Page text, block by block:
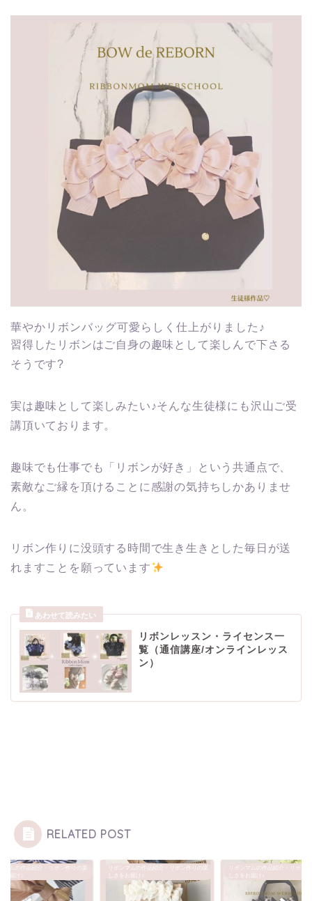
華やかリボンバッグ可愛らしく仕上がりました♪
習得したリボンはご自身の趣味として楽しんで下さる
そうです?
実は趣味として楽しみたい♪そんな生徒様にも沢山ご受
講頂いております。
趣味でも仕事でも「リボンが好き」という共通点で、
素敵なご縁を頂けることに感謝の気持ちしかありませ
ん。
リボン作りに没頭する時間で生き生きとした毎日が送
れますことを願っています
リボンレッスン・ライセンス一
覧（通信講座/オンラインレッス
ン）
RELATED POST
リボンマムの作品紹介・リボン作りの楽
しさをお届け♪
リボンマムの作品紹介・リボン
しさをお届け♪